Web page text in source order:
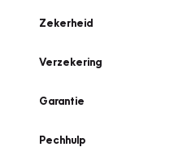
Zekerheid
Verzekering
Garantie
Pechhulp